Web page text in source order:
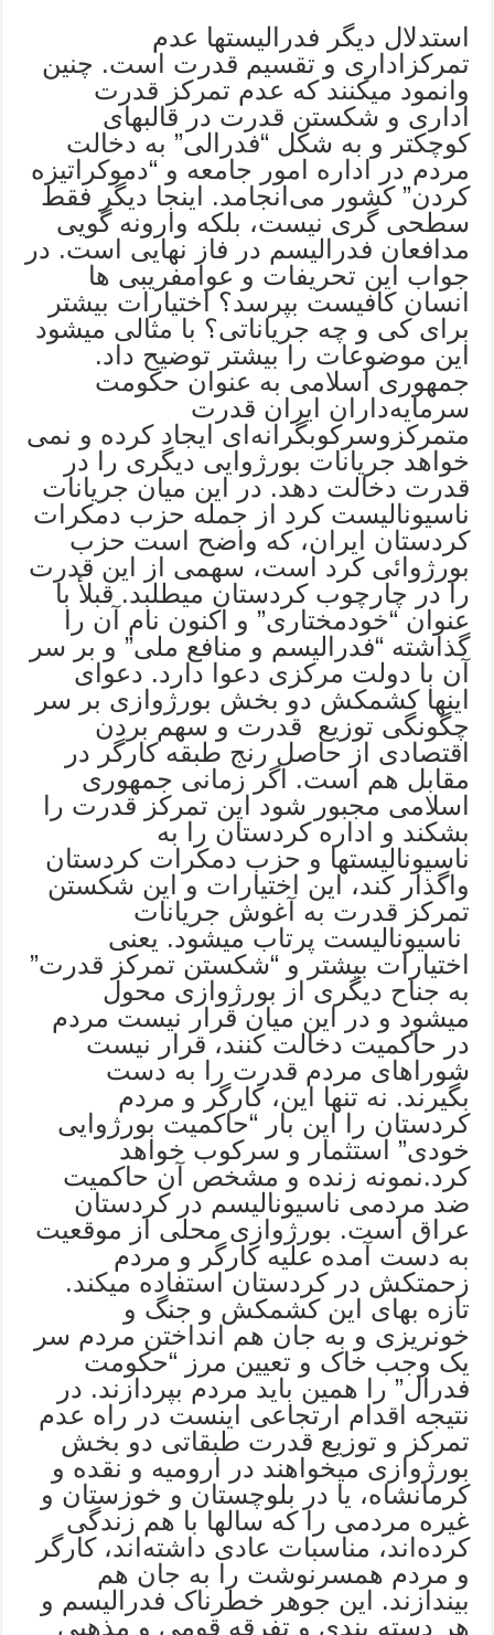
استدلال دیگر فدرالیستها عدم
تمرکزاداری و تقسیم قدرت است. چنین
وانمود میکنند که عدم تمرکز قدرت
اداری و شکستن قدرت در قالبهای
کوچکتر و به شکل “فدرالى” به دخالت
مردم در اداره امور جامعه و “دموکراتیزه
کردن” کشور مى‌انجامد. اینجا دیگر فقط
سطحی گری نیست، بلکه وارونه گویی
مدافعان فدرالیسم در فاز نهایى است. در
جواب این تحریفات و عوامفریبی ها
انسان کافیست بپرسد؟ اختیارات بیشتر
برای کى و چه جریاناتى؟ با مثالى میشود
این موضوعات را بیشتر توضیح داد.
جمهوری اسلامى به عنوان حکومت
سرمایه‌داران ایران قدرت
متمرکزوسرکوبگرانه‌ای ایجاد کرده و نمى
خواهد جریانات بورژوایى دیگری را در
قدرت دخالت دهد. در این میان جریانات
ناسیونالیست کرد از جمله حزب دمکرات
کردستان ایران، که واضح است حزب
بورژوائى کرد است، سهمى از این قدرت
را در چارچوب کردستان میطلبد. قبلأ با
عنوان “خودمختاری” و اکنون نام آن را
گذاشته “فدرالیسم و منافع ملى” و بر سر
آن با دولت مرکزی دعوا دارد. دعوای
اینها کشمکش دو بخش بورژوازی بر سر
چگونگی توزیع قدرت و سهم بردن
اقتصادی از حاصل رنج طبقه کارگر در
مقابل هم است. اگر زمانى جمهوری
اسلامى مجبور شود این تمرکز قدرت را
بشکند و اداره کردستان را به
ناسیونالیستها و حزب دمکرات کردستان
واگذار کند، این اختیارات و این شکستن
تمرکز قدرت به آغوش جریانات
ناسیونالیست پرتاب میشود. یعنى
اختیارات بیشتر و “شکستن تمرکز قدرت”
به جناح دیگری از بورژوازی محول
میشود و در این میان قرار نیست مردم
در حاکمیت دخالت کنند، قرار نیست
شوراهای مردم قدرت را به دست
بگیرند. نه تنها این، کارگر و مردم
کردستان را این بار “حاکمیت بورژوایى
خودی” استثمار و سرکوب خواهد
کرد.نمونه زنده و مشخص آن حاکمیت
ضد مردمی ناسیونالیسم در کردستان
عراق است. بورژوازی محلى از موقعیت
به دست آمده علیه کارگر و مردم
زحمتکش در کردستان استفاده میکند.
تازه بهای این کشمکش و جنگ و
خونریزی و به جان هم انداختن مردم سر
یک وجب خاک و تعیین مرز “حکومت
فدرال” را همین باید مردم بپردازند. در
نتیجه اقدام ارتجاعی اینست در راه عدم
تمرکز و توزیع قدرت طبقاتى دو بخش
بورژوازی میخواهند در ارومیه و نقده و
کرمانشاه، یا در بلوچستان و خوزستان و
غیره مردمى را که سالها با هم زندگى
کرده‌اند، مناسبات عادی داشته‌اند، کارگر
و مردم همسرنوشت را به جان هم
بیندازند. این جوهر خطرناک فدرالیسم و
هر دسته بندی و تفرقه قومی و مذهبی